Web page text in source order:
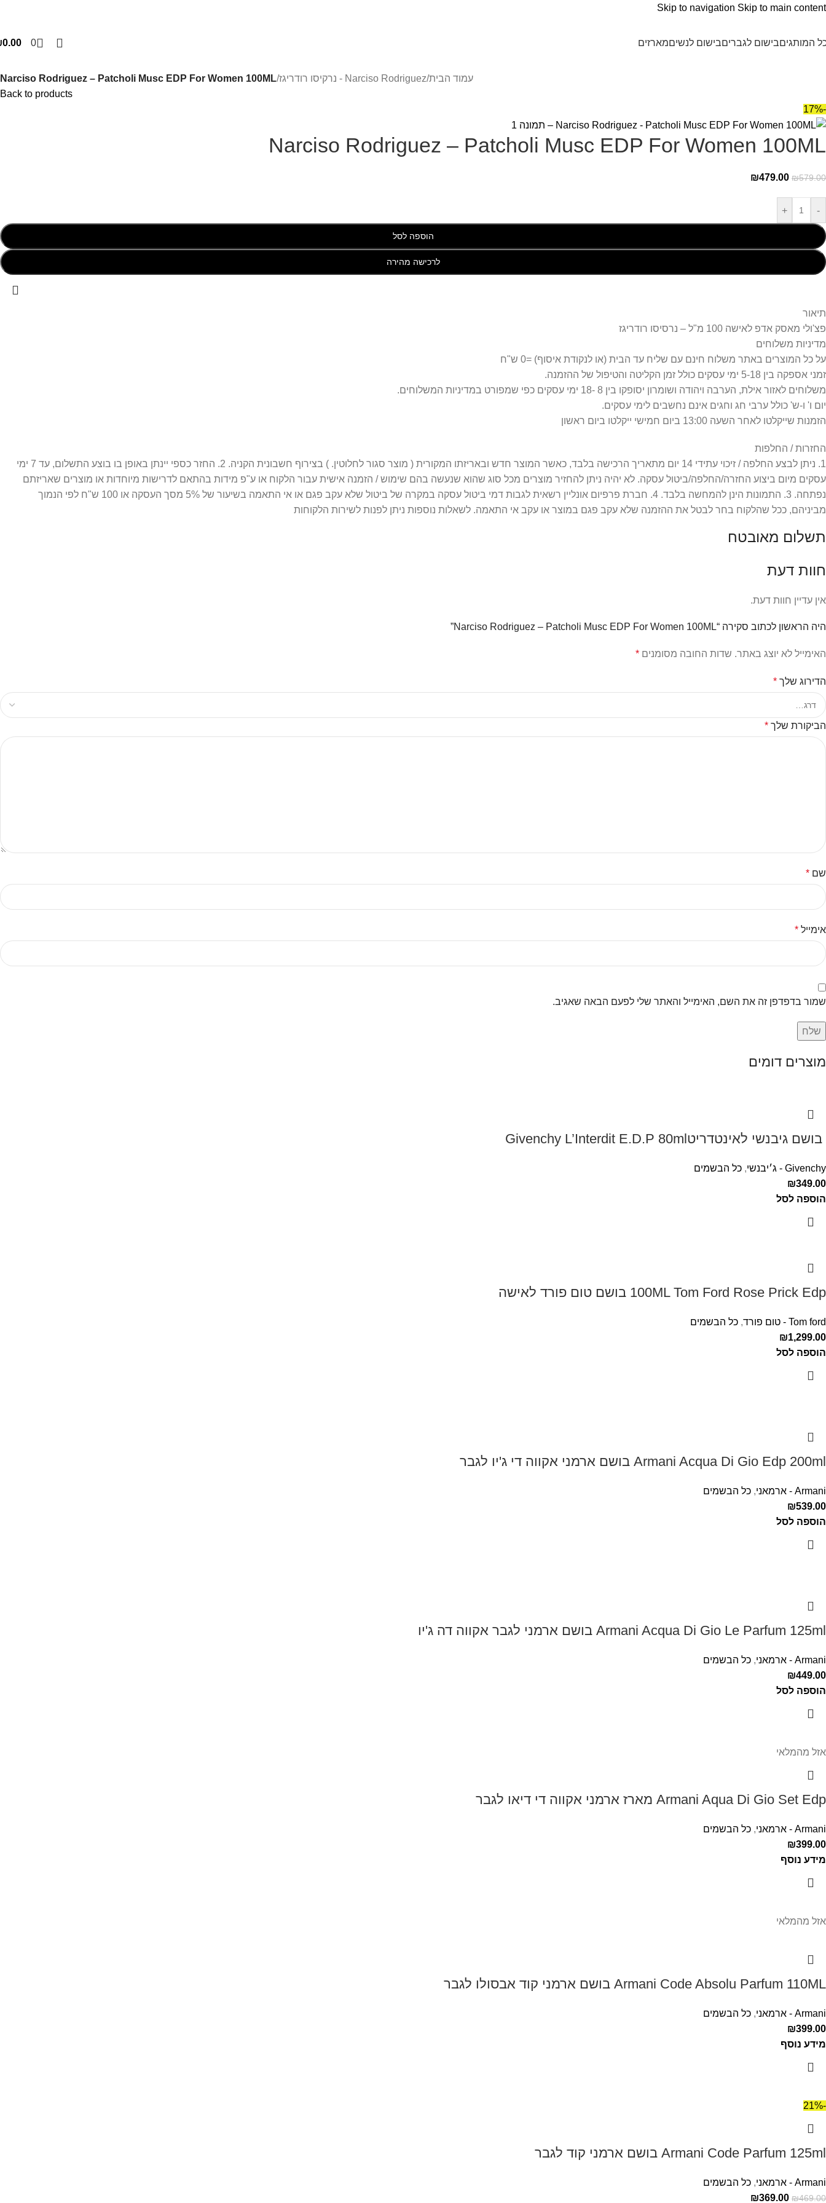
Skip to navigation Skip to main content
המותגיםבישום לגבריםבישום לנשיםמארזים 0
0.00
עמוד הבית/Narciso Rodriguez - נרקיסו רודריגז /
Narciso Rodriguez – Patcholi Musc EDP For Women 100ML
Back to products
-17%
Narciso Rodriguez – Patcholi Musc EDP For Women 100ML
₪579.00
₪479.00
-
+
הוספה לסל
לרכישה מהירה
תיאור
פצ'ולי מאסק אדפ לאישה 100 מ"ל – נרסיסו רודריגז
מדיניות משלוחים
על כל המוצרים באתר משלוח חינם עם שליח עד הבית (או לנקודת איסוף) =0 ש"ח
זמני אספקה בין 5-18 ימי עסקים כולל זמן הקליטה והטיפול של ההזמנה.
משלוחים לאזור אילת, הערבה ויהודה ושומרון יסופקו בין 8 -18 ימי עסקים כפי שמפורט במדיניות המשלוחים.
יום ו' ו-ש' כולל ערבי חג וחגים אינם נחשבים לימי עסקים.
הזמנות שייקלטו לאחר השעה 13:00 ביום חמישי ייקלטו ביום ראשון
החזרות / החלפות
1. ניתן לבצע החלפה / זיכוי עתידי 14 יום מתאריך הרכישה בלבד, כאשר המוצר חדש ובאריזתו המקורית ( מוצר סגור לחלוטין. ) בצירוף חשבונית הקניה. 2. החזר כספי יינתן באופן בו בוצע התשלום, עד 7 ימי
עסקים מיום ביצוע החזרה/החלפה/ביטול עסקה. לא יהיה ניתן להחזיר מוצרים מכל סוג שהוא שנעשה בהם שימוש / הזמנה אישית עבור הלקוח או ע"פ מידות בהתאם לדרישות מיוחדות או מוצרים שאריזתם
נפתחה. 3. התמונות הינן להמחשה בלבד. 4. חברת פרפיום אונליין רשאית לגבות דמי ביטול עסקה במקרה של ביטול שלא עקב פגם או אי התאמה בשיעור של 5% מסך העסקה או 100 ש"ח לפי הנמוך
מביניהם, ככל שהלקוח בחר לבטל את ההזמנה שלא עקב פגם במוצר או עקב אי התאמה. לשאלות נוספות ניתן לפנות לשירות הלקוחות
תשלום מאובטח
חוות דעת
אין עדיין חוות דעת.
היה הראשון לכתוב סקירה “Narciso Rodriguez – Patcholi Musc EDP For Women 100ML”
האימייל לא יוצג באתר. שדות החובה מסומנים *
הדירוג שלך *
הביקורת שלך *
שם *
אימייל *
שמור בדפדפן זה את השם, האימייל והאתר שלי לפעם הבאה שאגיב.
מוצרים דומים
‏ בושם גיבנשי לאינטדריטGivenchy L’Interdit E.D.P 80ml ‏
Givenchy - ג׳יבנשי , כל הבשמים
₪349.00
הוספה לסל
100ML Tom Ford Rose Prick Edp בושם טום פורד לאישה
Tom ford - טום פורד , כל הבשמים
₪1,299.00
הוספה לסל
Armani Acqua Di Gio Edp 200ml בושם ארמני אקווה די ג'יו לגבר
Armani - ארמאני , כל הבשמים
₪539.00
הוספה לסל
Armani Acqua Di Gio Le Parfum 125ml בושם ארמני לגבר אקווה דה ג'יו
Armani - ארמאני , כל הבשמים
₪449.00
הוספה לסל
אזל מהמלאי
Armani Aqua Di Gio Set Edp מארז ארמני אקווה די דיאו לגבר
Armani - ארמאני , כל הבשמים
₪399.00
מידע נוסף
אזל מהמלאי
Armani Code Absolu Parfum 110ML בושם ארמני קוד אבסולו לגבר
Armani - ארמאני , כל הבשמים
₪399.00
מידע נוסף
-21%
Armani Code Parfum 125ml בושם ארמני קוד לגבר
Armani - ארמאני , כל הבשמים
₪469.00
₪369.00